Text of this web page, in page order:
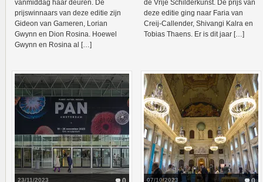
vanmiddag haar deuren. De
prijswinnaars van deze editie zijn
Gideon van Gameren, Lorian
Gwynn en Dion Rosina. Hoewel
Gwynn en Rosina al […]
de Vrije Schilderkunst. De prijs van
deze editie ging naar Faria van
Creij-Callender, Shivangi Kalra en
Tobias Thaens. Er is dit jaar […]
23/11/2023 07/10/2023